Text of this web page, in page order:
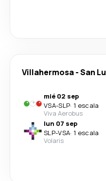
Villahermosa-San
mié 02 sep
VSA-SLP· 1 escala
Viva Aerobus
lun 07 sep
SLP-VSA· 1 escala
Volaris